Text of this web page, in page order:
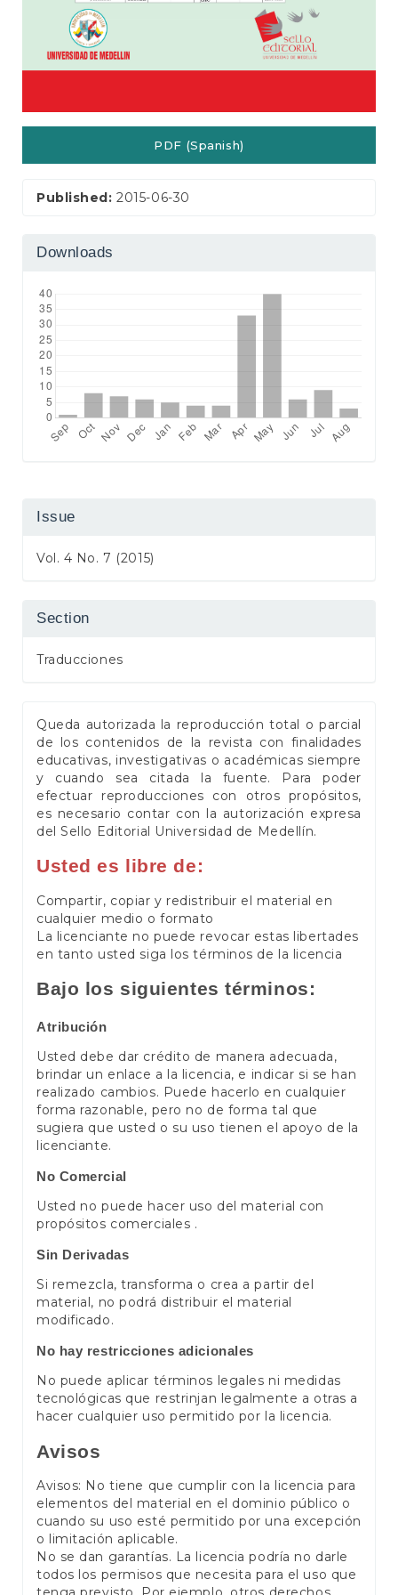
PDF (Spanish)
Published:2015-06-30
Downloads
Issue
Vol. 4 No. 7 (2015)
Section
Traducciones
Queda autorizada la reproducción total o parcial
de los contenidos de la revista con finalidades
educativas, investigativas o académicas siempre
y cuando sea citada la fuente. Para poder
efectuar reproducciones con otros propósitos,
es necesario contar con la autorización expresa
del Sello Editorial Universidad de Medellín.
Usted es libre de:
Compartir, copiar y redistribuir el material en
cualquier medio o formato
La licenciante no puede revocar estas libertades
en tanto usted siga los términos de la licencia
Bajo los siguientes términos:
Atribución
Usted debe dar crédito de manera adecuada,
brindar un enlace a la licencia, e indicar si se han
realizado cambios. Puede hacerlo en cualquier
forma razonable, pero no de forma tal que
sugiera que usted o su uso tienen el apoyo de la
licenciante.
No Comercial
Usted no puede hacer uso del material con
propósitos comerciales .
Sin Derivadas
Si remezcla, transforma o crea a partir del
material, no podrá distribuir el material
modificado.
No hay restricciones adicionales
No puede aplicar términos legales ni medidas
tecnológicas que restrinjan legalmente a otras a
hacer cualquier uso permitido por la licencia.
Avisos
Avisos: No tiene que cumplir con la licencia para
elementos del material en el dominio público o
cuando su uso esté permitido por una excepción
o limitación aplicable.
No se dan garantías. La licencia podría no darle
todos los permisos que necesita para el uso que